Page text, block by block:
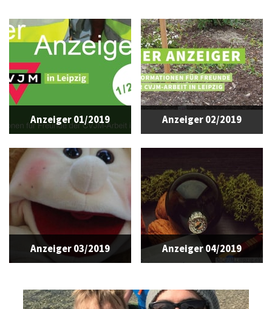
Anzeiger 01/2019 Anzeiger 02/2019
Anzeiger 03/2019
© CVJM Leipzig e.V.
Anzeiger 04/2019